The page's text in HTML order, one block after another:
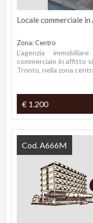
Locale commerciale
Zona: Centro
L'agenzia
commerciale in affitto
Tronto, nella zona
€ 1.200
Cod. A666M